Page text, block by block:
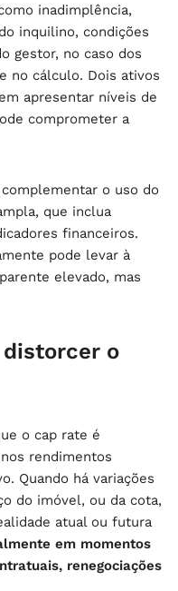
inadimplência,
inquilino, condições
gestor, no caso dos
no cálculo. Dois ativos
apresentar níveis de
comprometer a
o uso do
que inclua
financeiros.
pode levar à
elevado, mas
o
o cap rate é
rendimentos
Quando há variações
do imóvel, ou da cota,
atual ou futura
em momentos
renegociações